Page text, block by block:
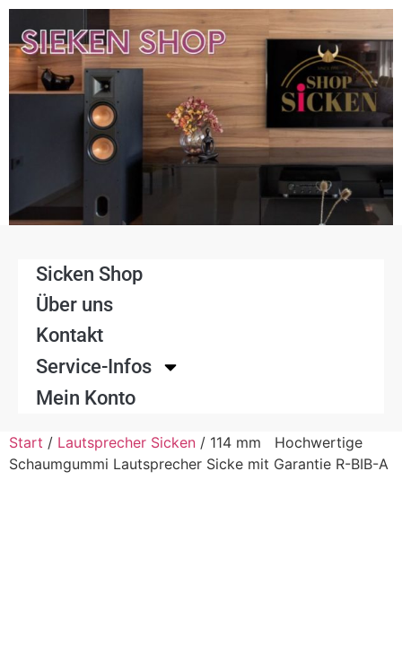
Sicken Shop
Über uns
Kontakt
Service-Infos
Mein Konto
Start / Lautsprecher Sicken / 114 mm Hochwertige
Schaumgummi Lautsprecher Sicke mit Garantie R-BIB-A